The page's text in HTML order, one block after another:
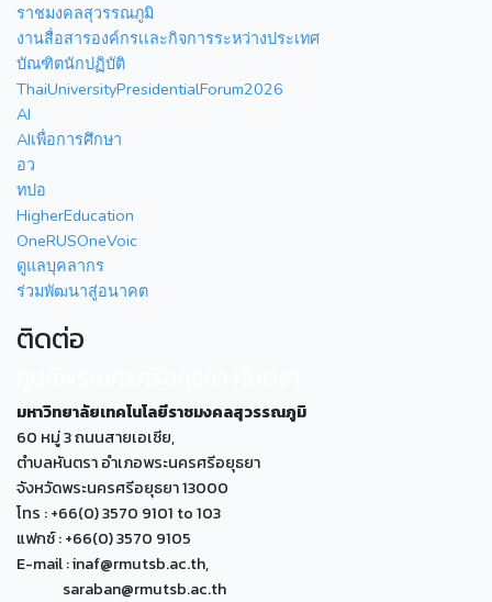
ราชมงคลสุวรรณภูมิ
งานสื่อสารองค์กรเเละกิจการระหว่างประเทศ
บัณฑิตนักปฏิบัติ
ThaiUniversityPresidentialForum2026
AI
AIเพื่อการศึกษา
อว
ทปอ
HigherEducation
OneRUSOneVoic
ดูแลบุคลากร
ร่วมพัฒนาสู่อนาคต
ติดต่อ
มหาวิทยาลัยเทคโนโลยีราชมงคลสุวรรณภูมิ
60 หมู่ 3 ถนนสายเอเซีย,
ตำบลหันตรา อำเภอพระนครศรีอยุธยา
จังหวัดพระนครศรีอยุธยา 13000
โทร : +66(0) 3570 9101 to 103
แฟกซ์ : +66(0) 3570 9105
E-mail : inaf@rmutsb.ac.th,
saraban@rmutsb.ac.th